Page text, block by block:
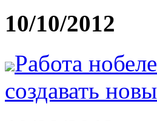
10/10/2012
Работа
создавать